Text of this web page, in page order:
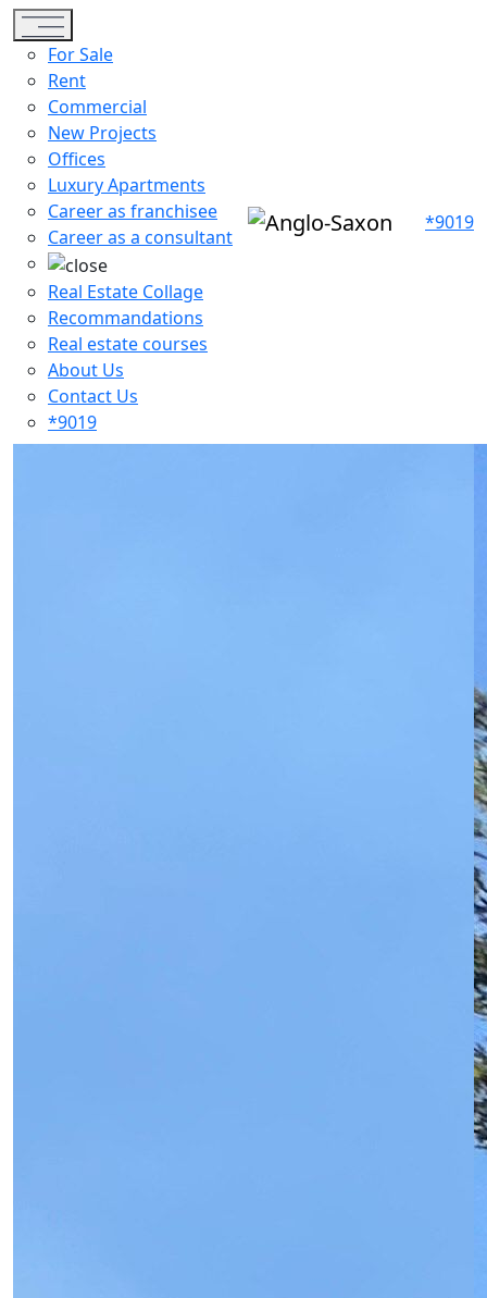
Toggle navigation
For Sale
Rent
Commercial
New Projects
Offices
Luxury Apartments
Career as franchisee
Career as a consultant
Real Estate Collage
Recommandations
Real estate courses
About Us
Contact Us
*9019
*9019